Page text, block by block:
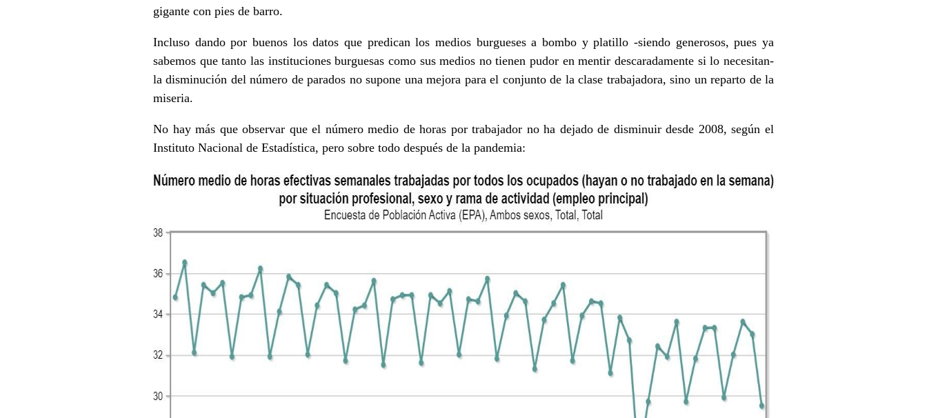
gigante con pies de barro.
Incluso dando por buenos los datos que predican los medios burgueses a bombo y platillo -siendo generosos, pues ya
sabemos que tanto las instituciones burguesas como sus medios no tienen pudor en mentir descaradamente si lo necesitan-
la disminución del número de parados no supone una mejora para el conjunto de la clase trabajadora, sino un reparto de la
miseria.
No hay más que observar que el número medio de horas por trabajador no ha dejado de disminuir desde 2008, según el
Instituto Nacional de Estadística, pero sobre todo después de la pandemia: